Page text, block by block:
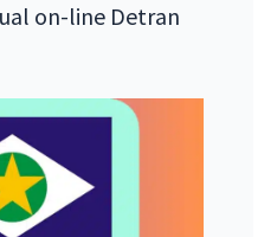
on-line Detran